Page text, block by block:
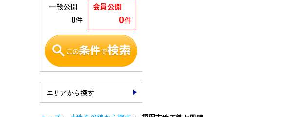
会員公開
0件
一般公開
0件
エリアから探す